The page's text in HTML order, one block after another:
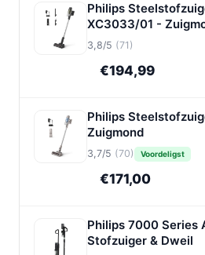
Philips
XC3033/01 -
3,8/5 (71)
€194,99
Philips
Zuigmond
3,7/5 (70) Voordeligst
€171,00
Philips 7000 Series
Stofzuiger & Dweil